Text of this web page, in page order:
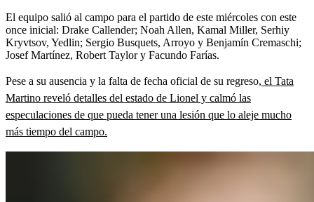
El equipo salió al campo para el partido de este miércoles con este
once inicial: Drake Callender; Noah Allen, Kamal Miller, Serhiy
Kryvtsov, Yedlin; Sergio Busquets, Arroyo y Benjamín Cremaschi;
Josef Martínez, Robert Taylor y Facundo Farías.
Pese a su ausencia y la falta de fecha oficial de su regreso, el Tata
Martino reveló detalles del estado de Lionel y calmó las
especulaciones de que pueda tener una lesión que lo aleje mucho
más tiempo del campo.